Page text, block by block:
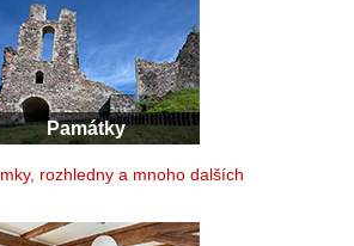
Památky
rozhledny a mnoho dalších